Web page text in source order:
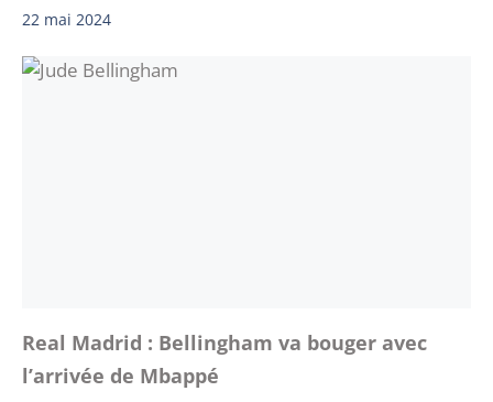
22 mai 2024
Real Madrid : Bellingham va bouger avec
l’arrivée de Mbappé